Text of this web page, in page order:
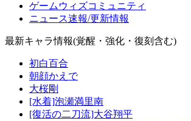
ゲームウィズコミュニティ
ニュース速報/更新情報
最新キャラ情報(覚醒・強化・復刻含む)
初白百合
朝顔かえで
大桜剛
[水着]泡瀬満里南
[復活の二刀流]大谷翔平